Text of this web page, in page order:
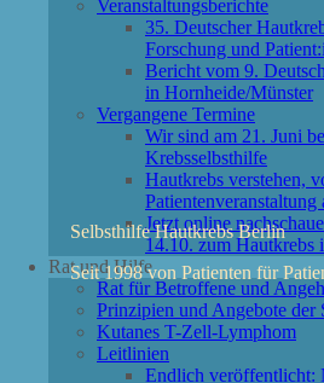
Veranstaltungsberichte
35. Deutscher
Forschung und
Bericht vom 9.
in Hornheide/Münster
Vergangene Termine
Wir sind am 21. Juni
Krebsselbsthilfe
Hautkrebs verstehen,
Jetzt online
14.10. zum Hautkrebs
Rat und Hilfe
Rat für Betroffene und
Prinzipien und Angebote der
Kutanes T-Zell-Lymphom
Leitlinien
Endlich veröffentlicht:
Selbsthilfe Hautkrebs Berlin
Seit 1998 von Patienten für